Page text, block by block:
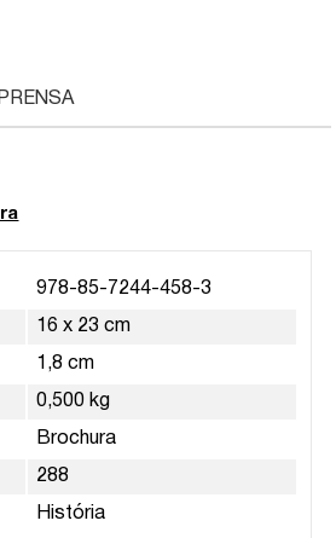
978-85-7244-458-3
16 x 23 cm
1,8 cm
0,500 kg
Brochura
288
História